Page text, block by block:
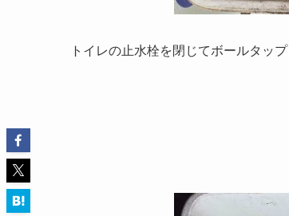
トイレの止水栓を閉じてボールタッ